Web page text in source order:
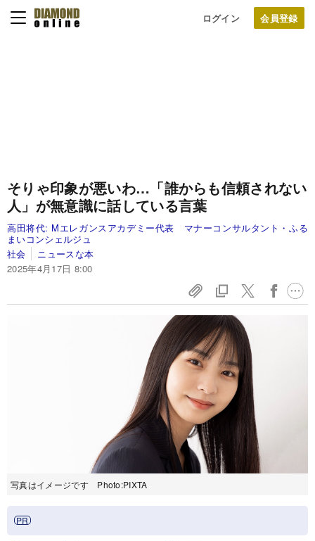
ログイン
そりゃ印象が悪いわ…「誰からも信頼されない
人」が無意識に話している言葉
高田将代: Mエレガンスアカデミー代表 マナーコンサルタント・ふる
まいコンシェルジュ
社会
ニュースな本
2025年4月17日 8:00
写真はイメージです Photo:PIXTA